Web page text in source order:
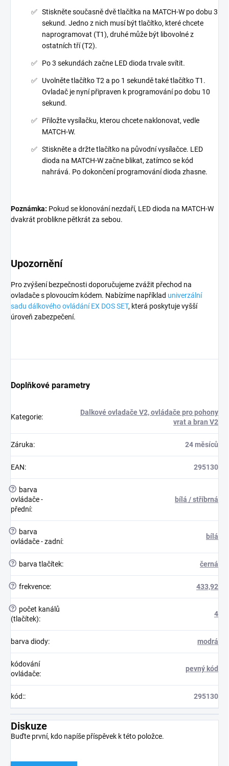
Stiskněte současně dvě tlačítka na MATCH-W po dobu 3
sekund. Jedno z nich musí být tlačítko, které chcete
naprogramovat (T1), druhé může být libovolné z
ostatních tří (T2).
Po 3 sekundách začne LED dioda trvale svítit.
Uvolněte tlačítko T2 a po 1 sekundě také tlačítko T1.
Ovladač je nyní připraven k programování po dobu 10
sekund.
Přiložte vysílačku, kterou chcete naklonovat, vedle
MATCH-W.
Stiskněte a držte tlačítko na původní vysílačce. LED
dioda na MATCH-W začne blikat, zatímco se kód
nahrává. Po dokončení programování dioda zhasne.
Poznámka: Pokud se klonování nezdaří, LED dioda na MATCH-W
dvakrát problikne pětkrát za sebou.
Upozornění
Pro zvýšení bezpečnosti doporučujeme zvážit přechod na
ovladače s plovoucím kódem. Nabízíme například univerzální
sadu dálkového ovládání EX DOS SET, která poskytuje vyšší
úroveň zabezpečení.
Doplňkové parametry
Kategorie:
Dalkové ovladače V2, ovládače pro pohony
vrat a bran V2
Záruka: 24 měsíců
EAN: 295130
?
barva
ovládače -
přední:
bílá / stříbrná
?
barva
ovládače - zadní:
bílá
? barva tlačítek: černá
? frekvence: 433,92
?
počet kanálů
(tlačítek):
4
barva diody: modrá
kódování
ovládače:
pevný kód
kód:: 295130
Diskuze
Buďte první, kdo napíše příspěvek k této položce.